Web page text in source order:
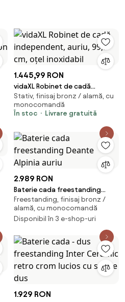
1.445,99 RON
vidaXL Robinet de cadă
independent, auriu, 99,5 cm,
oțel inoxidabil
Stativ, finisaj bronz / alamă, cu
monocomandă
În stoc
Livrare gratuită
2.989 RON
Baterie cada freestanding
Deante Alpinia auriu
Freestanding, finisaj bronz /
alamă, cu monocomandă
Disponibil în 3 e-shop-uri
1.929 RON